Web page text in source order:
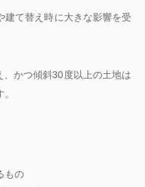
建て替え時に大きな影響を受
かつ傾斜30度以上の土地は
もの